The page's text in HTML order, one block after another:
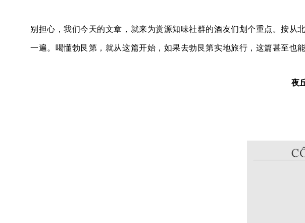
别担心，我们今天的文章，就来为赏源知味社群的酒友们划个重点。按
一遍。喝懂勃艮第，就从这篇开始，如果去勃艮第实地旅行，这篇甚至也
夜